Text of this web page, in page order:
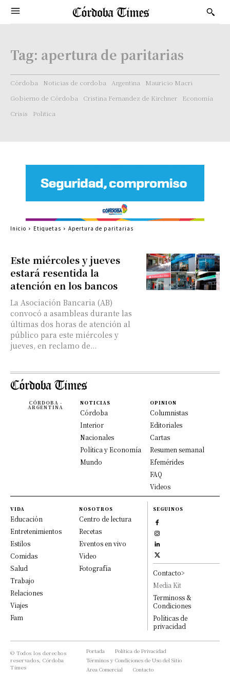
Tag: apertura de paritarias
Córdoba Noticias de cordoba Argentina
Mauricio Macri
Gobierno de Córdoba
Cristina Fernandez de Kirchner
Economía
Crisis
Politica
Este miércoles y jueves
estará resentida la
atención en los bancos
La Asociación Bancaria (AB)
convocó a asambleas durante las
últimas dos horas de atención al
público para este miércoles y
jueves, en reclamo de...
Inicio Etiquetas Apertura de paritarias
CÓRDOBA -
ARGENTINA
NOTICIAS
Córdoba
Interior
Nacionales
Política y Economía
Mundo
OPINION
Columnistas
Editoriales
Cartas
Resumen semanal
Efemérides
FAQ
Videos
VIDA
Educación
Entretenimientos
Estilos
Comidas
Salud
Trabajo
Relaciones
Viajes
Fam
NOSOTROS
Centro de lectura
Recetas
Eventos en vivo
Video
Fotografía
SEGUINOS
Contacto>
Media Kit
Terminoss &
Condiciones
Políticas de
privacidad
© Todos los derechos
reservados, Córdoba
Times
Portada
Política de Privacidad
Términos y Condiciones de Uso del Sitio
Area Comercial
Contacto